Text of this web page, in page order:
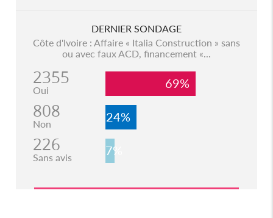
DERNIER SONDAGE
Côte d'Ivoire : Affaire « Italia Construction » sans
ou avec faux ACD, financement «...
2355
Oui 69%
808
Non 24%
226
Sans avis 7%